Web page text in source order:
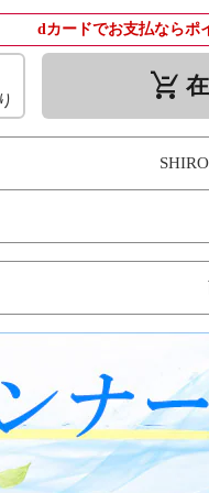
dカードでお支払ならポ
remove_shopping_cart